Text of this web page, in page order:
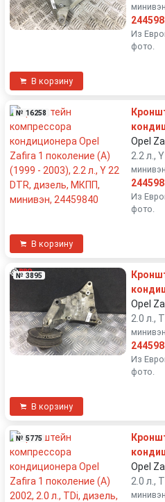
минивэн
Из
фото.
В корзину
№ 16258
Opel
2.2 л.,
минивэн
Из
фото.
В корзину
№ 3895
Opel
2.0 л.,
минивэн
Из
фото.
В корзину
№ 5775
Opel
2.0 л.,
минивэн